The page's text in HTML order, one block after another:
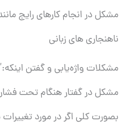
مشکل در انجام کارهای رایج
ناهنجاری های زبانی
مشکلات واژه‌یابی و گفتن
مشکل در گفتار هنگام تحت
بصورت کلی اگر در مورد